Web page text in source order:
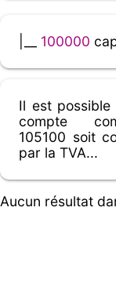
100000
Il est possible
compte
105100 soit
par la TVA...
Aucun résultat